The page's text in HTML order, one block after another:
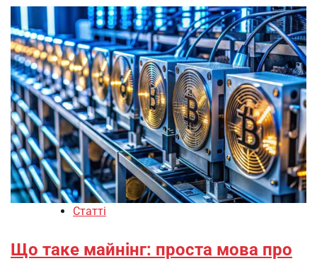
Статті
Що таке майнінг: проста мова про